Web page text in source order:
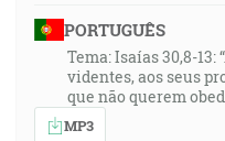
PORTUGUÊS
Tema: Isaías 30,8-13:
videntes, aos seus
que não querem
MP3